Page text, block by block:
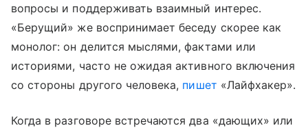
вопросы и поддерживать взаимный интерес.
«Берущий» же воспринимает беседу скорее как
монолог: он делится мыслями, фактами или
историями, часто не ожидая активного включения
со стороны другого человека, пишет «Лайфхакер».
Когда в разговоре встречаются два «дающих» или